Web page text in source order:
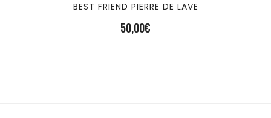
BEST FRIEND PIERRE DE LAVE
50,00€